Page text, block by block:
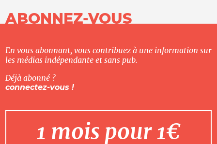
ABONNEZ-VOUS
En vous abonnant, vous contribuez à une information sur
les médias indépendante et sans pub.
Déjà abonné ?
connectez-vous !
1 mois pour 1€